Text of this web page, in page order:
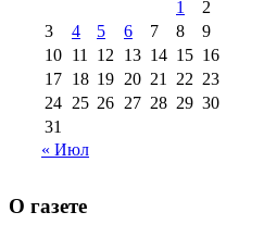
августа 2013 г
(12)
1
2
3
4 5 6 7 8
9
10 11 12 13 14 15 16
17 18 19 20 21 22 23
24 25 26 27 28 29 30
31
« Июл
О газете